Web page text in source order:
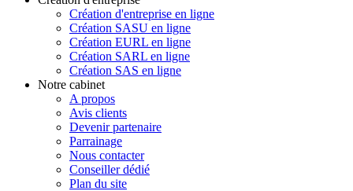
Création d'entreprise en ligne
Création SASU en ligne
Création EURL en ligne
Création SARL en ligne
Création SAS en ligne
Notre cabinet
A propos
Avis clients
Devenir partenaire
Parrainage
Nous contacter
Conseiller dédié
Plan du site